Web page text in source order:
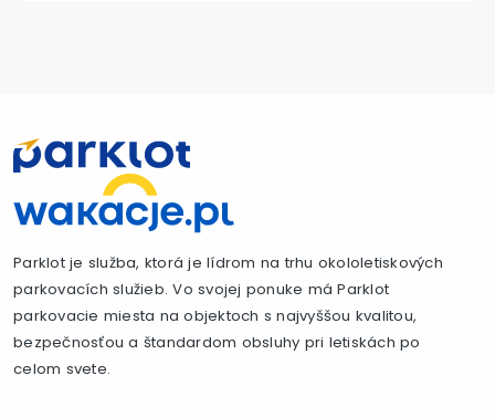
Parklot je služba, ktorá je lídrom na trhu okololetiskových
parkovacích služieb. Vo svojej ponuke má Parklot
parkovacie miesta na objektoch s najvyššou kvalitou,
bezpečnosťou a štandardom obsluhy pri letiskách po
celom svete.